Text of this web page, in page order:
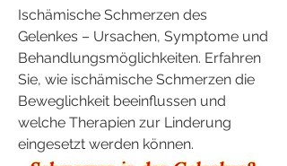
Ischämische Schmerzen des
Gelenkes – Ursachen, Symptome und
Behandlungsmöglichkeiten. Erfahren
Sie, wie ischämische Schmerzen die
Beweglichkeit beeinflussen und
welche Therapien zur Linderung
eingesetzt werden können.